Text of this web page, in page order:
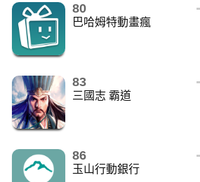
80
巴哈姆特動畫瘋
83
三國志 霸道
86
玉山行動銀行